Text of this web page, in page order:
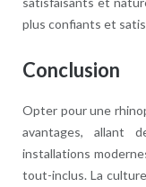
plus confiants et
Conclusion
Opter pour une
avantages, allant
installations
tout-inclus. La